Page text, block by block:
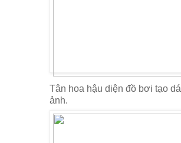
Tân hoa hậu diện đồ bơi tạo
ảnh.